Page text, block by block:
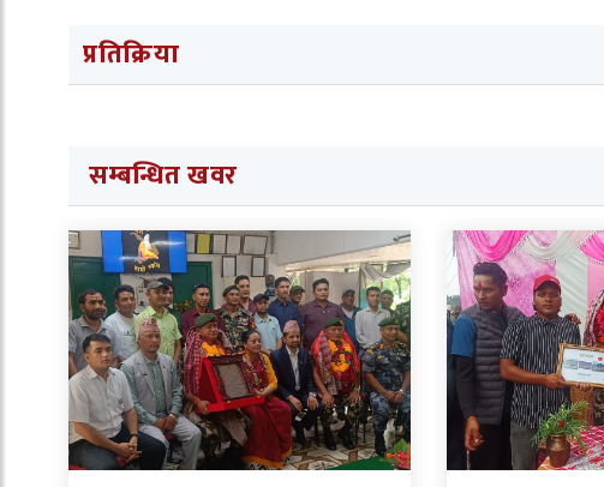
प्रतिक्रिया
सम्बन्धित खवर